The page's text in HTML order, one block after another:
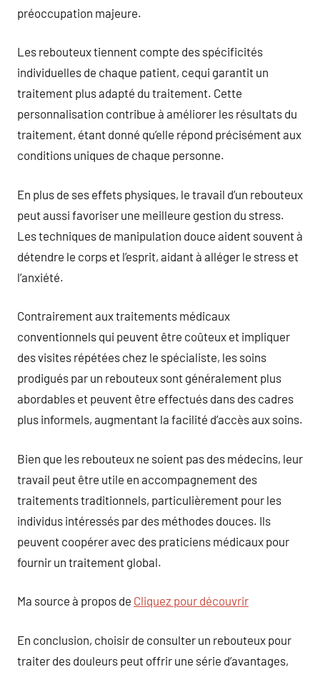
préoccupation majeure.
Les rebouteux tiennent compte des spécificités
individuelles de chaque patient, cequi garantit un
traitement plus adapté du traitement. Cette
personnalisation contribue à améliorer les résultats du
traitement, étant donné qu’elle répond précisément aux
conditions uniques de chaque personne.
En plus de ses effets physiques, le travail d’un rebouteux
peut aussi favoriser une meilleure gestion du stress.
Les techniques de manipulation douce aident souvent à
détendre le corps et l’esprit, aidant à alléger le stress et
l’anxiété.
Contrairement aux traitements médicaux
conventionnels qui peuvent être coûteux et impliquer
des visites répétées chez le spécialiste, les soins
prodigués par un rebouteux sont généralement plus
abordables et peuvent être effectués dans des cadres
plus informels, augmentant la facilité d’accès aux soins.
Bien que les rebouteux ne soient pas des médecins, leur
travail peut être utile en accompagnement des
traitements traditionnels, particulièrement pour les
individus intéressés par des méthodes douces. Ils
peuvent coopérer avec des praticiens médicaux pour
fournir un traitement global.
Ma source à propos de Cliquez pour découvrir
En conclusion, choisir de consulter un rebouteux pour
traiter des douleurs peut offrir une série d’avantages,